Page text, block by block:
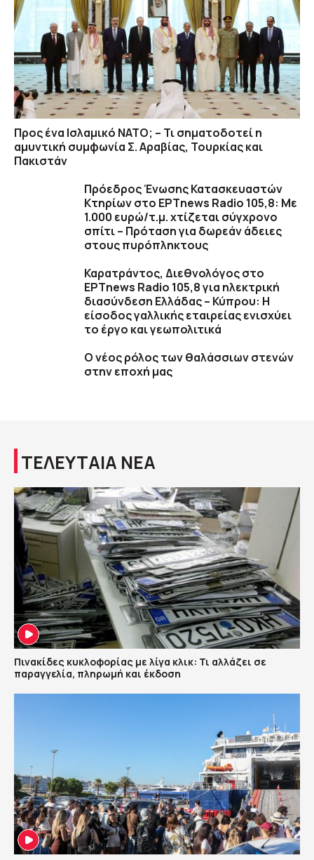
Προς ένα Ισλαμικό ΝΑΤΟ; – Τι σηματοδοτεί η
αμυντική συμφωνία Σ. Αραβίας, Τουρκίας και
Πακιστάν
Πρόεδρος Ένωσης Κατασκευαστών
Κτηρίων στο ΕΡΤnews Radio 105,8: Με
1.000 ευρώ/τ.μ. χτίζεται σύγχρονο
σπίτι – Πρόταση για δωρεάν άδειες
στους πυρόπληκτους
Καρατράντος, Διεθνολόγος στο
ΕΡΤnews Radio 105,8 για ηλεκτρική
διασύνδεση Ελλάδας – Κύπρου: Η
είσοδος γαλλικής εταιρείας ενισχύει
το έργο και γεωπολιτικά
O νέος ρόλος των θαλάσσιων στενών
στην εποχή μας
ΤΕΛΕΥΤΑΙΑ ΝΕΑ
Πινακίδες κυκλοφορίας με λίγα κλικ: Τι αλλάζει σε
παραγγελία, πληρωμή και έκδοση